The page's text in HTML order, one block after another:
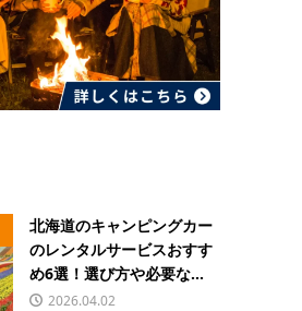
北海道のキャンピングカー
のレンタルサービスおすす
め6選！選び方や必要な...
2026.04.02